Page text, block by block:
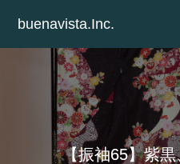
buenavista.Inc.
【振袖65】紫